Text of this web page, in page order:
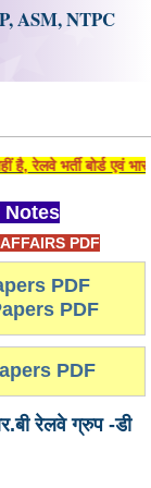
ASM, NTPC
भर्ती बोर्ड एवं
Notes
PDF
PDF
PDF
PDF
रेलवे ग्रुप -डी